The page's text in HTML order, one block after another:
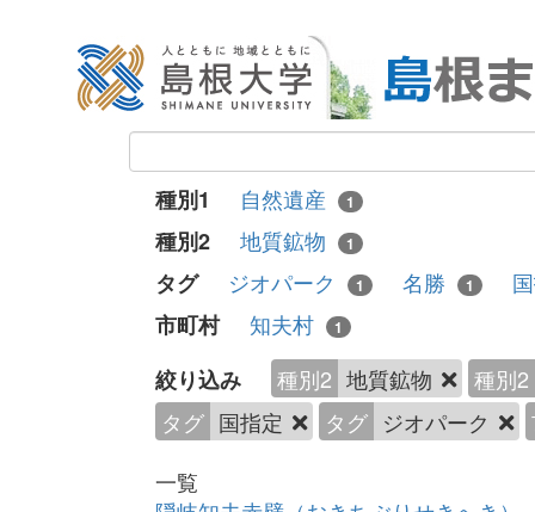
種別1 自然遺産 1
種別2 地質鉱物 1
タグ ジオパーク 1 名勝 1
市町村
知夫村 1
絞り込み 種別2 地質鉱物
種別2
タグ 国指定 タグ ジオパーク
一覧